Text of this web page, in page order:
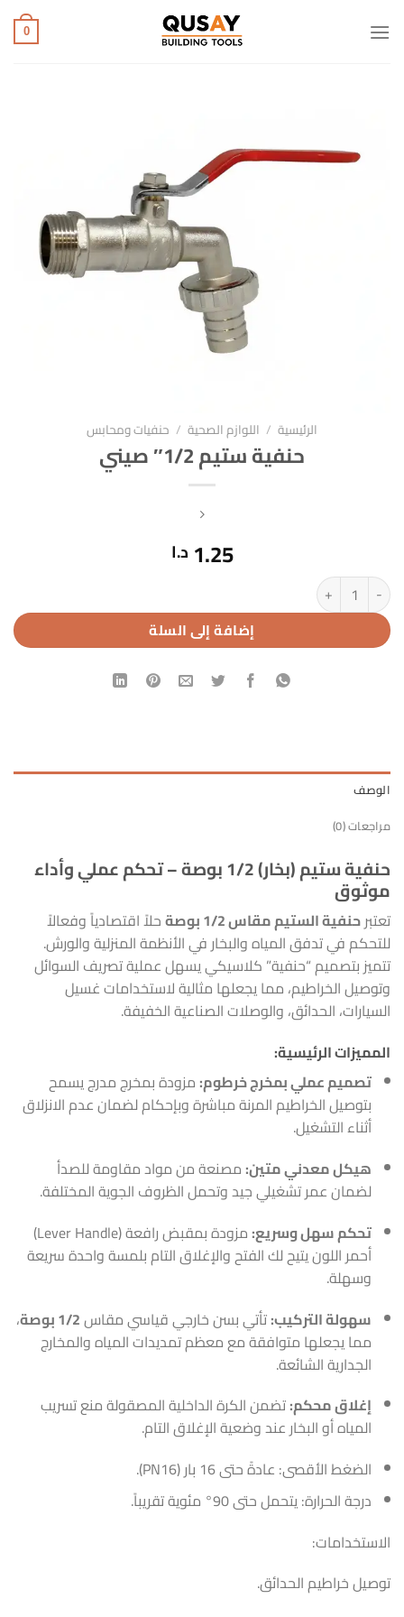
للمحتوى
0
الرئيسية / اللوازم الصحية / حنفيات ومحابس
حنفية ستيم 1/2″ صيني
1.25 د.ا
كمية حنفية ستيم 1/2" صيني
إضافة إلى السلة
الوصف
مراجعات (0)
حنفية ستيم (بخار) 1/2 بوصة – تحكم عملي وأداء
موثوق
تعتبرحنفية الستيم مقاس 1/2 بوصة
حلاً اقتصادياً وفعالاً
للتحكم في تدفق المياه والبخار في الأنظمة المنزلية والورش.
تتميز بتصميم “حنفية” كلاسيكي يسهل عملية تصريف السوائل
وتوصيل الخراطيم، مما يجعلها مثالية لاستخدامات غسيل
السيارات، الحدائق، والوصلات الصناعية الخفيفة.
المميزات الرئيسية:
تصميم عملي بمخرج خرطوم: مزودة بمخرج مدرج يسمح
بتوصيل الخراطيم المرنة مباشرة وبإحكام لضمان عدم الانزلاق
أثناء التشغيل.
هيكل معدني متين: مصنعة من مواد مقاومة للصدأ
لضمان عمر تشغيلي جيد وتحمل الظروف الجوية المختلفة.
تحكم سهل وسريع:
مزودة بمقبض رافعة (Lever Handle)
أحمر اللون يتيح لك الفتح والإغلاق التام بلمسة واحدة سريعة
وسهلة.
سهولة التركيب:تأتي بسن خارجي قياسي مقاس1/2 بوصة
،
مما يجعلها متوافقة مع معظم تمديدات المياه والمخارج
الجدارية الشائعة.
إغلاق محكم:تضمن الكرة الداخلية المصقولة منع تسريب
المياه أو البخار عند وضعية الإغلاق التام.
الضغط الأقصى: عادةً حتى 16 بار (PN16).
درجة الحرارة: يتحمل حتى 90° مئوية تقريباً.
الاستخدامات:
توصيل خراطيم الحدائق.